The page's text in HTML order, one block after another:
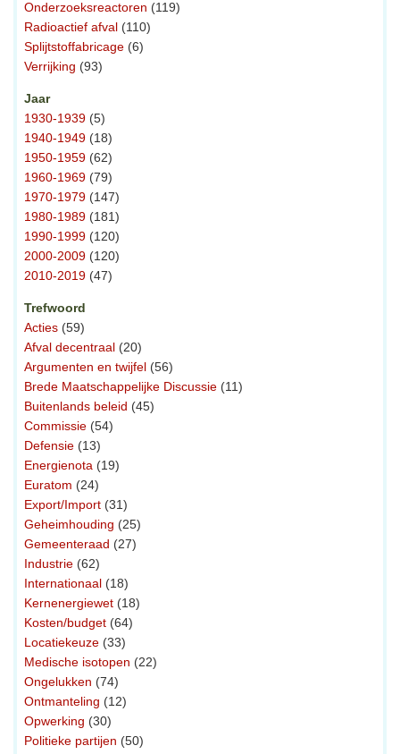
Onderzoeksreactoren (119)
Radioactief afval (110)
Splijtstoffabricage (6)
Verrijking (93)
Jaar
1930-1939 (5)
1940-1949 (18)
1950-1959 (62)
1960-1969 (79)
1970-1979 (147)
1980-1989 (181)
1990-1999 (120)
2000-2009 (120)
2010-2019 (47)
Trefwoord
Acties (59)
Afval decentraal (20)
Argumenten en twijfel (56)
Brede Maatschappelijke Discussie (11)
Buitenlands beleid (45)
Commissie (54)
Defensie (13)
Energienota (19)
Euratom (24)
Export/Import (31)
Geheimhouding (25)
Gemeenteraad (27)
Industrie (62)
Internationaal (18)
Kernenergiewet (18)
Kosten/budget (64)
Locatiekeuze (33)
Medische isotopen (22)
Ongelukken (74)
Ontmanteling (12)
Opwerking (30)
Politieke partijen (50)